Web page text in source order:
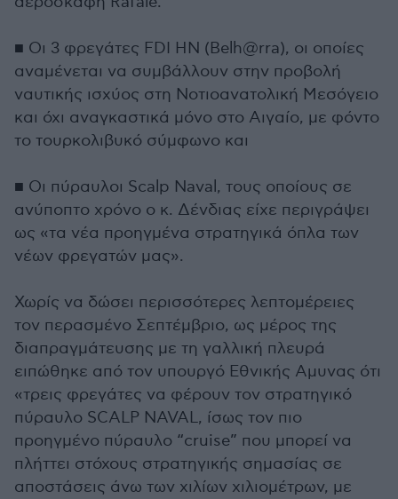
■ Οι 3 φρεγάτες FDI HN (Belh@rra), οι οποίες
αναμένεται να συμβάλλουν στην προβολή
ναυτικής ισχύος στη Νοτιοανατολική Μεσόγειο
και όχι αναγκαστικά μόνο στο Αιγαίο, με φόντο
το τουρκολιβυκό σύμφωνο και
■ Οι πύραυλοι Scalp Naval, τους οποίους σε
ανύποπτο χρόνο ο κ. Δένδιας είχε περιγράψει
ως «τα νέα προηγμένα στρατηγικά όπλα των
νέων φρεγατών μας».
Χωρίς να δώσει περισσότερες λεπτομέρειες
τον περασμένο Σεπτέμβριο, ως μέρος της
διαπραγμάτευσης με τη γαλλική πλευρά
ειπώθηκε από τον υπουργό Εθνικής Αμυνας ότι
«τρεις φρεγάτες να φέρουν τον στρατηγικό
πύραυλο SCALP NAVAL, ίσως τον πιο
προηγμένο πύραυλο “cruise” που μπορεί να
πλήττει στόχους στρατηγικής σημασίας σε
αποστάσεις άνω των χιλίων χιλιομέτρων, με